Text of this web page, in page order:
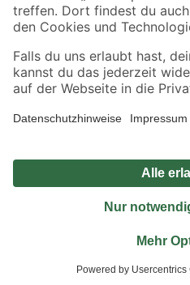
Alle Preisangaben in EUR inkl. gesetzl. MwSt..
Umständen nicht in allen Märkten verfügbar.
Produkte nur solange der Vorrat reicht.
*Paketversand ab 59 € versandkostenfrei, gilt
Privatsphäre
Nutzungsbedingungen
© 2026 toom Baumarkt GmbH